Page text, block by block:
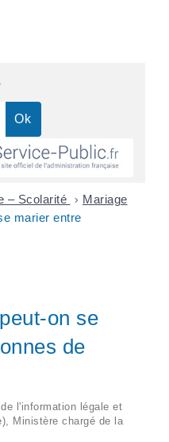
– Scolarité > Mariage
marier entre
on se
de
l'information légale et
Ministère chargé de la